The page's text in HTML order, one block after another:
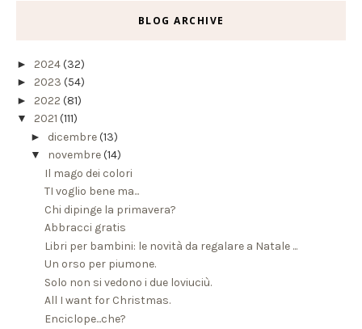
BLOG ARCHIVE
► 2024(32)
► 2023 (54)
► 2022 (81)
▼ 2021 (111)
► dicembre(13)
▼ novembre(14)
Il mago dei colori
TI voglio bene ma...
Chi dipinge la primavera?
Abbracci gratis
Libri per bambini: le novità da regalare a Natale ...
Un orso per piumone.
Solo non si vedono i due loviuciù.
All I want for Christmas.
Enciclope...che?